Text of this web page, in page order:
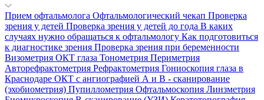
Прием офтальмолога Офтальмологический чекап Проверка
зрения у детей Проверка зрения у детей до года В каких
случаях нужно обращаться к офтальмологу Как подготовиться
к диагностике зрения Проверка зрения при беременности
Визометрия ОКТ глаза Тонометрия Периметрия
Авторефрактометрия Рефрактометрия Гониоскопия глаза в
Краснодаре ОКТ с ангиографией А и В - сканирование
(эхобиометрия) Пупиллометрия Офтальмоскопия Линзметрия